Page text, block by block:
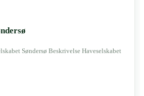
Søndersø Beskrivelse Haveselskabet